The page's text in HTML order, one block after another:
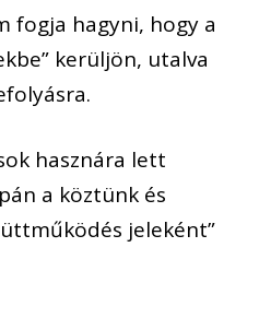
fogja hagyni, hogy a
kerüljön, utalva
hasznára lett
a köztünk és
jeleként”